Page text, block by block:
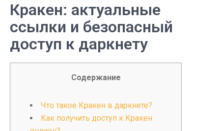
Кракен: актуальные
ссылки и безопасный
доступ к даркнету
Содержание
Что такое Кракен в даркнете?
Как получить доступ к Кракен